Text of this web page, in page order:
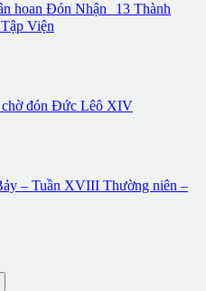
hoan Đón Nhận 13 Thành
Viện
chờ đón Đức Lêô XIV
– Tuần XVIII Thường niên –